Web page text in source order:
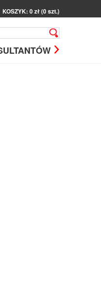
KOSZYK: 0 zł (0 szt.)